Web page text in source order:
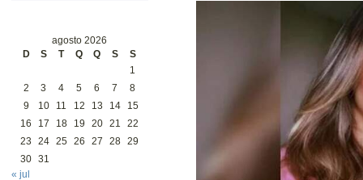
agosto 2026
D
S T Q Q S
S
1
2
3 4 5 6 7
8
9
10 11 12 13 14
15
16
17 18 19 20 21
22
23
24 25 26 27 28 29
30 31
« jul